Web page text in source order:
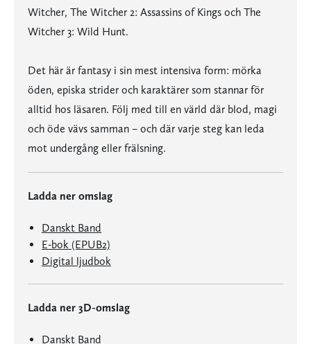
Witcher, The Witcher 2: Assassins of Kings och The
Witcher 3: Wild Hunt.
Det här är fantasy i sin mest intensiva form: mörka
öden, episka strider och karaktärer som stannar för
alltid hos läsaren. Följ med till en värld där blod, magi
och öde vävs samman – och där varje steg kan leda
mot undergång eller frälsning.
Ladda ner omslag
Danskt Band
E-bok (EPUB2)
Digital ljudbok
Ladda ner 3D-omslag
Danskt Band